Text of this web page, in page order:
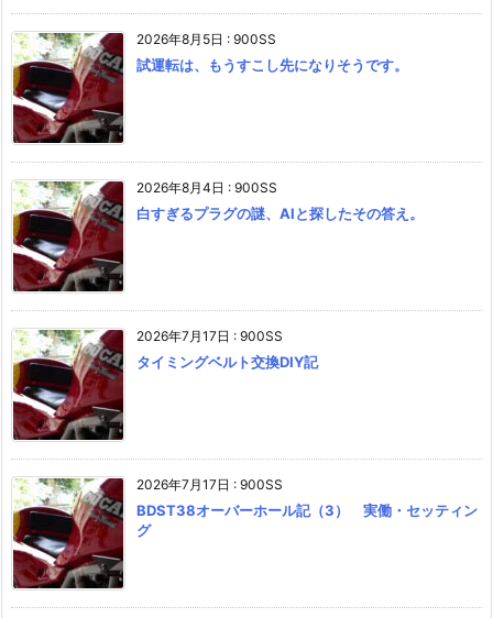
2026年8月5日 : 900SS
試運転は、もうすこし先になりそうです。
2026年8月4日 : 900SS
白すぎるプラグの謎、AIと探したその答え。
2026年7月17日 : 900SS
タイミングベルト交換DIY記
2026年7月17日 : 900SS
BDST38オーバーホール記（3） 実働・セッティン
グ